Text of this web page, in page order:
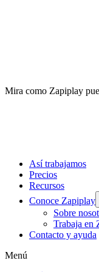
Mira como Zapiplay
Así trabajamos
Precios
Recursos
Conoce Zapiplay
Sobre
Trabaja en
Contacto y ayuda
Menú